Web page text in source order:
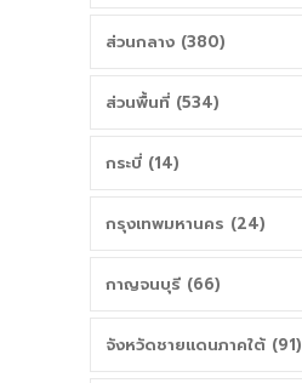
ส่วนกลาง (380)
ส่วนพื้นที่ (534)
กระบี่ (14)
กรุงเทพมหานคร (24)
กาญจนบุรี (66)
จังหวัดชายแดนภาคใต้ (91)